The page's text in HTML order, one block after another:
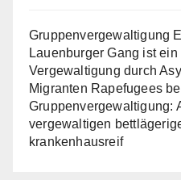
Gruppenvergewaltigung
Lauenburger Gang ist ein
Vergewaltigung durch
Migranten Rapefugees
Gruppenvergewaltigung:
vergewaltigen
krankenhausreif